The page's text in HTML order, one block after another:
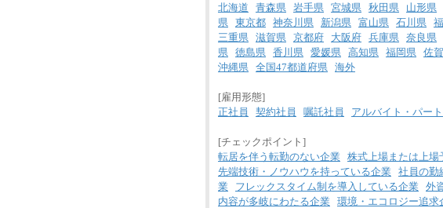
北海道
青森県 岩手県 宮城県 秋田県 山形県
県
東京都 神奈川県 新潟県 富山県 石川県
三重県
滋賀県 京都府 大阪府 兵庫県 奈良県
県
徳島県 香川県 愛媛県 高知県 福岡県 佐
沖縄県
全国47都道府県 海外
[雇用形態]
正社員
契約社員 嘱託社員 アルバイト・パート
[チェックポイント]
転居を伴う転勤のない企業 株式上場または上場
先端技術・ノウハウを持っている企業 社員の勤
業
フレックスタイム制を導入している企業 外
内容が多岐にわたる企業 環境・エコロジー追求